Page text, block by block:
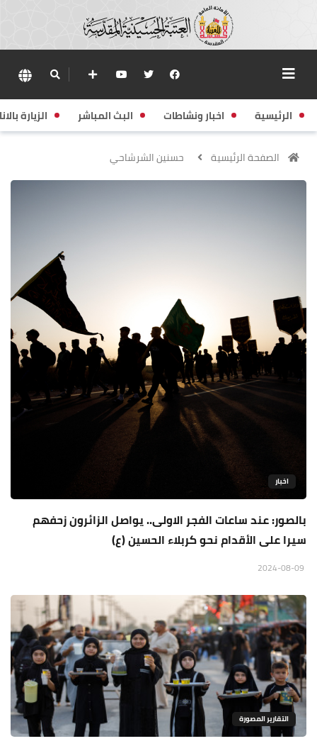
الرئيسية اخبار ونشاطات البث المباشر الزيارة
الصفحة الرئيسية حسنين الشرشاحي
اخبار
بالصور: عند ساعات الفجر الاولى.. يواصل الزائرون زحفهم
سيرا على الأقدام نحو كربلاء الحسين (ع)
التقارير المصورة